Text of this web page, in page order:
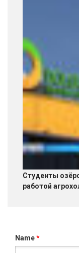
Студенты
работой
Name*